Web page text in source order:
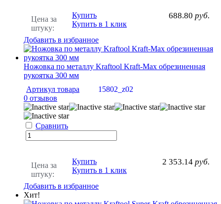
Цена за
штуку:
688.80 руб.
Купить
Купить в 1 клик
Добавить в избранное
Ножовка по металлу Kraftool Kraft-Max обрезиненная
рукоятка 300 мм
Артикул товара
15802_z02
0 отзывов
Сравнить
Цена за
штуку:
2 353.14 руб.
Купить
Купить в 1 клик
Добавить в избранное
Хит!